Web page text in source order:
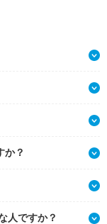
か？
人ですか？